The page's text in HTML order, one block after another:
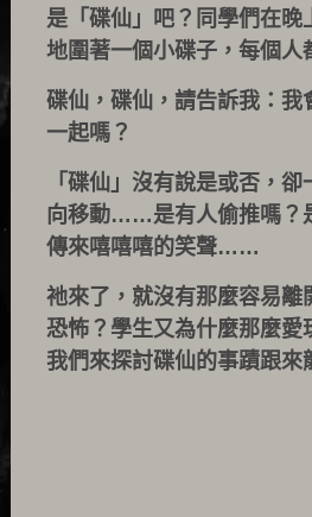
是「碟仙」吧？同學們在晚
地圍著一個小碟子，每個人
碟仙，碟仙，請告訴我：我
一起嗎？
「碟仙」沒有說是或否，
向移動……是有人偷推嗎？
傳來嘻嘻嘻的笑聲……
祂來了，就沒有那麼容易離
恐怖？學生又為什麼那麼愛
我們來探討碟仙的事蹟跟來